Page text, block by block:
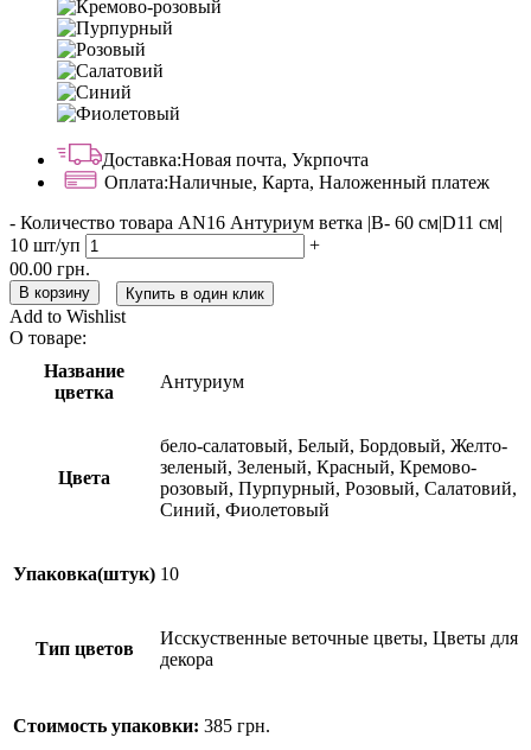
Доставка:Новая почта, Укрпочта
Оплата:Наличные, Карта, Наложенный платеж
- Количество товара AN16 Антуриум ветка |В- 60 см|D11 см|
10 шт/уп
+
00.00 грн.
В корзину Купить в один клик
Add to Wishlist
О товаре:
Название
цветка
Антуриум
Цвета
бело-салатовый, Белый, Бордовый, Желто-
зеленый, Зеленый, Красный, Кремово-
розовый, Пурпурный, Розовый, Салатовий,
Синий, Фиолетовый
Упаковка(штук) 10
Тип цветов
Исскуственные веточные цветы, Цветы для
декора
Стоимость упаковки: 385 грн.